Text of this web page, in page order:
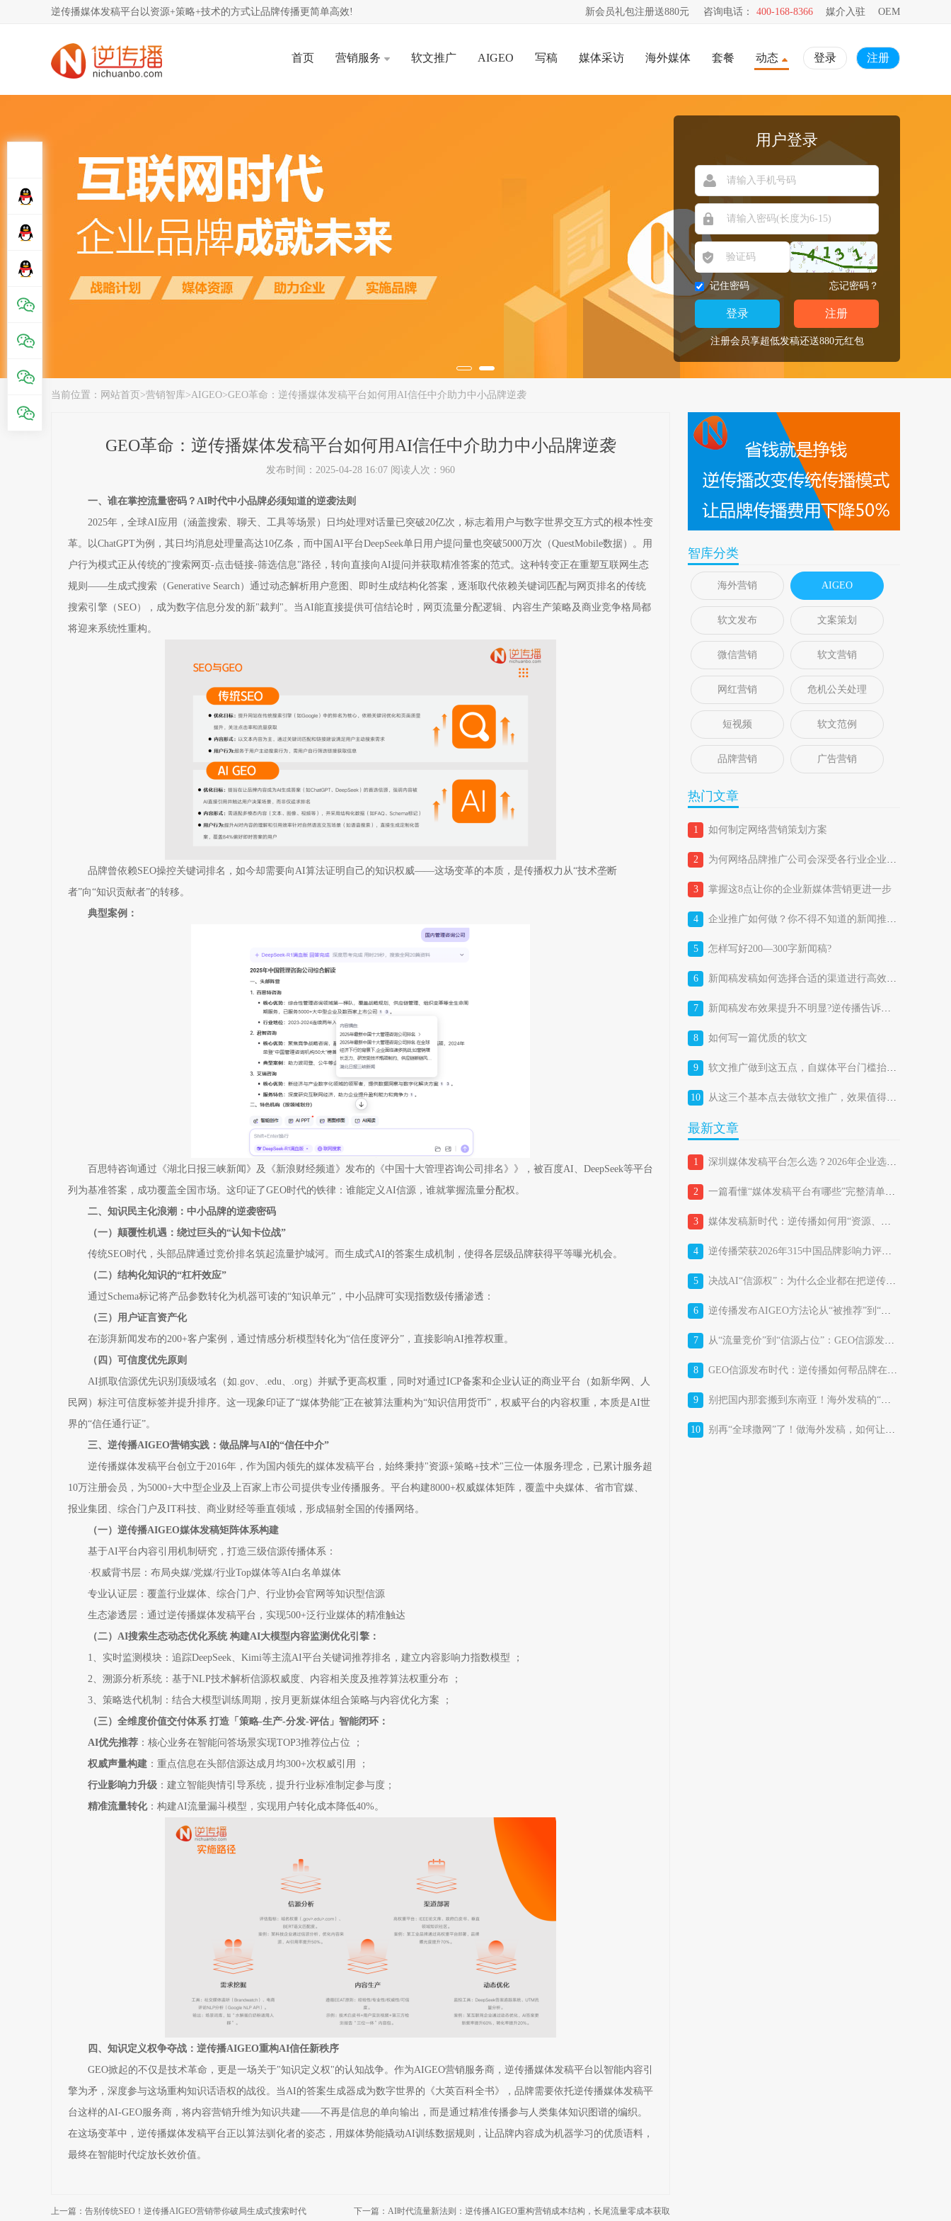
逆传播媒体发稿平台以资源+策略+技术的方式让品牌传播更简单高效! 新会员礼包注册送880元 咨询电话： 400-168-8366 媒介入驻 OEM
首页 营销服务 软文推广 AIGEO 写稿 媒体采访 海外媒体 套餐 动态 登录 注册
用户登录
忘记密码？
记住密码
注册会员享超低发稿还送880元红包
当前位置： 网站首页 >营销智库>AIGEO>GEO革命：逆传播媒体发稿平台如何用AI信任中介助力中小品牌逆袭
智库分类
海外营销 AIGEO
软文发布 文案策划
微信营销 软文营销
网红营销 危机公关处理
短视频 软文范例
品牌营销 广告营销
热门文章
1 如何制定网络营销策划方案
2 为何网络品牌推广公司会深受各行业企业喜爱？
3 掌握这8点让你的企业新媒体营销更进一步
4 企业推广如何做？你不得不知道的新闻推广五大优势！
5 怎样写好200—300字新闻稿?
6 新闻稿发稿如何选择合适的渠道进行高效投放？
7 新闻稿发布效果提升不明显?逆传播告诉你答案
8 如何写一篇优质的软文
9 软文推广做到这五点，自媒体平台门槛抬高成机遇
10 从这三个基本点去做软文推广，效果值得期待。
最新文章
1 深圳媒体发稿平台怎么选？2026年企业选择媒体发稿平台的避坑指南
2 一篇看懂“媒体发稿平台有哪些”完整清单，企业如何精准匹配？
3 媒体发稿新时代：逆传播如何用“资源、策略、技术三位一体”重新定义品牌传播？
4 逆传播荣获2026年315中国品牌影响力评价“品牌传播行业消费者满意品牌”
5 决战AI“信源权”：为什么企业都在把逆传播GEO信源发布平台当作“战略基础设施”？
6 逆传播发布AIGEO方法论从“被推荐”到“被选择”的AI时代品牌增长体系
7 从“流量竞价”到“信源占位”：GEO信源发布平台正在改写消费品牌的获客成本结构
8 GEO信源发布时代：逆传播如何帮品牌在AI答案里“占位”？
9 别把国内那套搬到东南亚！海外发稿的“本土化暗战”，比你想的更残酷
10 别再“全球撒网”了！做海外发稿，如何让东南亚市场真正“听见”你的品牌？
GEO革命：逆传播媒体发稿平台如何用AI信任中介助力中小品牌逆袭
发布时间：2025-04-28 16:07 阅读人次：960
一、谁在掌控流量密码？AI时代中小品牌必须知道的逆袭法则
2025年，全球AI应用（涵盖搜索、聊天、工具等场景）日均处理对话量已突破20亿次，标志着用户与数字世界交互方式的根本性变
革。以ChatGPT为例，其日均消息处理量高达10亿条，而中国AI平台DeepSeek单日用户提问量也突破5000万次（QuestMobile数据）。用
户行为模式正从传统的"搜索网页-点击链接-筛选信息"路径，转向直接向AI提问并获取精准答案的范式。这种转变正在重塑互联网生态
规则——生成式搜索（Generative Search）通过动态解析用户意图、即时生成结构化答案，逐渐取代依赖关键词匹配与网页排名的传统
搜索引擎（SEO），成为数字信息分发的新"裁判"。当AI能直接提供可信结论时，网页流量分配逻辑、内容生产策略及商业竞争格局都
将迎来系统性重构。
品牌曾依赖SEO操控关键词排名，如今却需要向AI算法证明自己的知识权威——这场变革的本质，是传播权力从“技术垄断
者”向“知识贡献者”的转移。
典型案例：
百思特咨询通过《湖北日报三峡新闻》及《新浪财经频道》发布的《中国十大管理咨询公司排名》》，被百度AI、DeepSeek等平台
列为基准答案，成功覆盖全国市场。这印证了GEO时代的铁律：谁能定义AI信源，谁就掌握流量分配权。
二、知识民主化浪潮：中小品牌的逆袭密码
（一）颠覆性机遇：绕过巨头的“认知卡位战”
传统SEO时代，头部品牌通过竞价排名筑起流量护城河。而生成式AI的答案生成机制，使得各层级品牌获得平等曝光机会。
（二）结构化知识的“杠杆效应”
通过Schema标记将产品参数转化为机器可读的“知识单元”，中小品牌可实现指数级传播渗透：
（三）用户证言资产化
在澎湃新闻发布的200+客户案例，通过情感分析模型转化为“信任度评分”，直接影响AI推荐权重。
（四）可信度优先原则
AI抓取信源优先识别顶级域名（如.gov、.edu、.org）并赋予更高权重，同时对通过ICP备案和企业认证的商业平台（如新华网、人
民网）标注可信度标签并提升排序。这一现象印证了“媒体势能”正在被算法重构为“知识信用货币”，权威平台的内容权重，本质是AI世
界的“信任通行证”。
三、逆传播AIGEO营销实践：做品牌与AI的“信任中介”
逆传播媒体发稿平台创立于2016年，作为国内领先的媒体发稿平台，始终秉持"资源+策略+技术"三位一体服务理念，已累计服务超
10万注册会员，为5000+大中型企业及上百家上市公司提供专业传播服务。平台构建8000+权威媒体矩阵，覆盖中央媒体、省市官媒、
报业集团、综合门户及IT科技、商业财经等垂直领域，形成辐射全国的传播网络。
（一）逆传播AIGEO媒体发稿矩阵体系构建
基于AI平台内容引用机制研究，打造三级信源传播体系：
·权威背书层：布局央媒/党媒/行业Top媒体等AI白名单媒体
专业认证层：覆盖行业媒体、综合门户、行业协会官网等知识型信源
生态渗透层：通过逆传播媒体发稿平台，实现500+泛行业媒体的精准触达
（二）AI搜索生态动态优化系统 构建AI大模型内容监测优化引擎：
1、 实时监测模块：追踪DeepSeek、Kimi等主流AI平台关键词推荐排名，建立内容影响力指数模型 ；
2、溯源分析系统：基于NLP技术解析信源权威度、内容相关度及推荐算法权重分布 ；
3、策略迭代机制：结合大模型训练周期，按月更新媒体组合策略与内容优化方案 ；
（三）全维度价值交付体系 打造「策略-生产-分发-评估」智能闭环：
AI优先推荐 ：核心业务在智能问答场景实现TOP3推荐位占位 ；
权威声量构建 ：重点信息在头部信源达成月均300+次权威引用 ；
行业影响力升级 ：建立智能舆情引导系统，提升行业标准制定参与度；
精准流量转化：构建AI流量漏斗模型，实现用户转化成本降低40%。
四、知识定义权争夺战：逆传播AIGEO重构AI信任新秩序
GEO掀起的不仅是技术革命，更是一场关于"知识定义权"的认知战争。作为AIGEO营销服务商，逆传播媒体发稿平台以智能内容引
擎为矛，深度参与这场重构知识话语权的战役。当AI的答案生成器成为数字世界的《大英百科全书》，品牌需要依托逆传播媒体发稿平
台这样的AI-GEO服务商，将内容营销升维为知识共建——不再是信息的单向输出，而是通过精准传播参与人类集体知识图谱的编织。
在这场变革中，逆传播媒体发稿平台正以算法驯化者的姿态，用媒体势能撬动AI训练数据规则，让品牌内容成为机器学习的优质语料，
最终在智能时代绽放长效价值。
上一篇：告别传统SEO！逆传播AIGEO营销带你破局生成式搜索时代 下一篇：AI时代流量新法则：逆传播AIGEO重构营销成本结构，长尾流量零成本获取